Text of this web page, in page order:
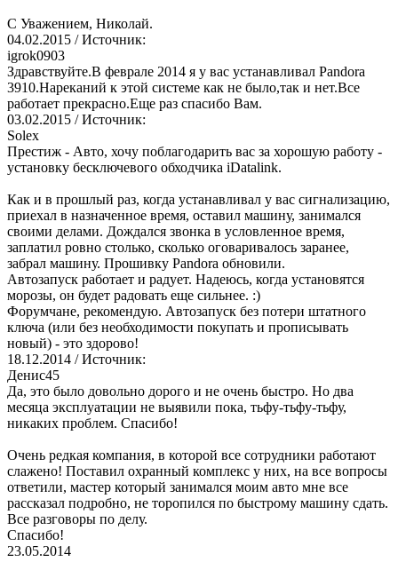
С Уважением, Николай.
04.02.2015 / Источник:
igrok0903
Здравствуйте.В феврале 2014 я у вас устанавливал Pandora
3910.Нареканий к этой системе как не было,так и нет.Все
работает прекрасно.Еще раз спасибо Вам.
03.02.2015 / Источник:
Solex
Престиж - Авто, хочу поблагодарить вас за хорошую работу -
установку бесключевого обходчика iDatalink.
Как и в прошлый раз, когда устанавливал у вас сигнализацию,
приехал в назначенное время, оставил машину, занимался
своими делами. Дождался звонка в условленное время,
заплатил ровно столько, сколько оговаривалось заранее,
забрал машину. Прошивку Pandora обновили.
Автозапуск работает и радует. Надеюсь, когда установятся
морозы, он будет радовать еще сильнее. :)
Форумчане, рекомендую. Автозапуск без потери штатного
ключа (или без необходимости покупать и прописывать
новый) - это здорово!
18.12.2014 / Источник:
Денис45
Да, это было довольно дорого и не очень быстро. Но два
месяца эксплуатации не выявили пока, тьфу-тьфу-тьфу,
никаких проблем. Спасибо!
Очень редкая компания, в которой все сотрудники работают
слажено! Поставил охранный комплекс у них, на все вопросы
ответили, мастер который занимался моим авто мне все
рассказал подробно, не торопился по быстрому машину сдать.
Все разговоры по делу.
Спасибо!
23.05.2014